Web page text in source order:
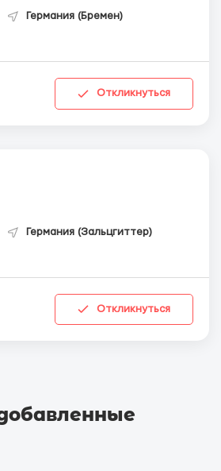
Германия (Бремен)
Откликнуться
Германия (Зальцгиттер)
Откликнуться